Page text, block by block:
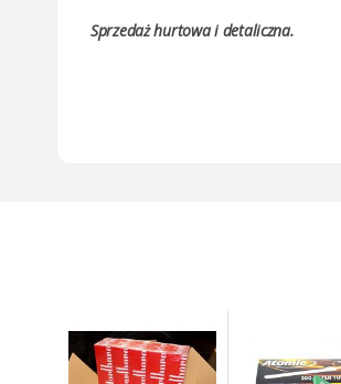
Sprzedażhurtowa i detaliczna.